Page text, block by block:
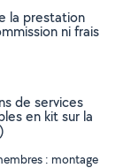
la prestation
ni frais
de services
en kit sur la
: montage